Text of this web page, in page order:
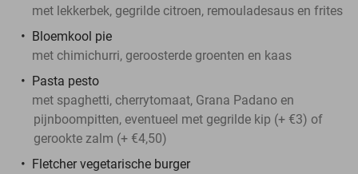
met lekkerbek, gegrilde citroen, remouladesaus en frites
Bloemkool pie
met chimichurri, geroosterde groenten en kaas
Pasta pesto
met spaghetti, cherrytomaat, Grana Padano en
pijnboompitten, eventueel met gegrilde kip (+ €3) of
gerookte zalm (+ €4,50)
Fletcher vegetarische burger